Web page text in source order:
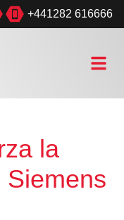
+441282 616666
la
Siemens